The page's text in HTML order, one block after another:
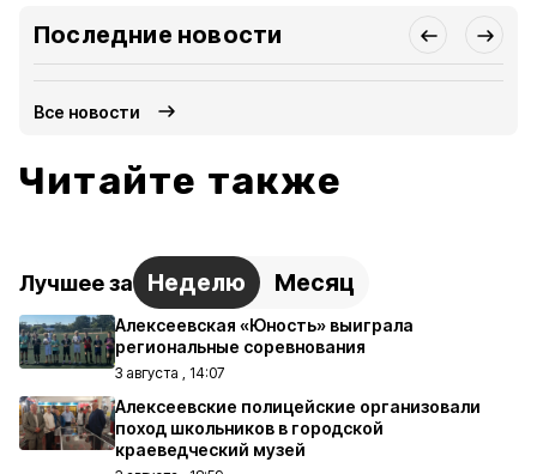
Последние новости
Все новости
Читайте также
Лучшее за Неделю Месяц
Алексеевская «Юность» выиграла
региональные соревнования
3 августа , 14:07
Алексеевские полицейские организовали
поход школьников в городской
краеведческий музей